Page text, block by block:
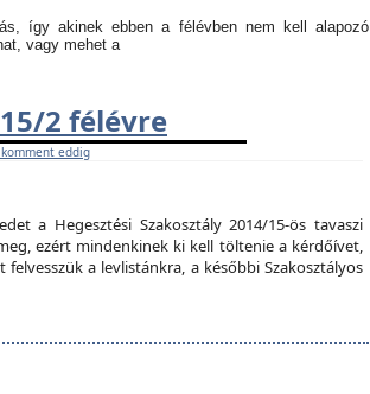
így akinek ebben a félévben nem kell alapozó
vagy mehet a
2 félévre
eddig
a Hegesztési Szakosztály 2014/15-ös tavaszi
ezért mindenkinek ki kell töltenie a kérdőívet,
a levlistánkra, a későbbi Szakosztályos